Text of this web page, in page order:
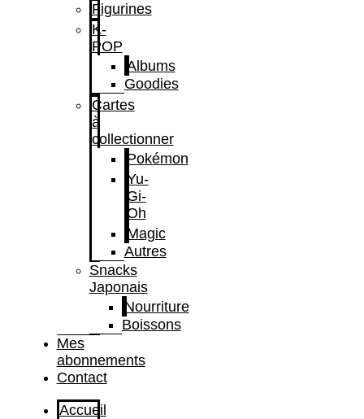
Figurines
K-
POP
Albums
Goodies
Cartes
à
collectionner
Pokémon
Yu-
Gi-
Oh
Magic
Autres
Snacks
Japonais
Nourriture
Boissons
Mes
abonnements
Contact
Accueil